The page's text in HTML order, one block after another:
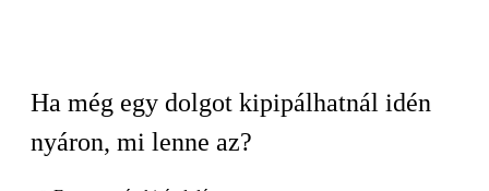
Ha még egy dolgot kipipálhatnál idén
nyáron, mi lenne az?